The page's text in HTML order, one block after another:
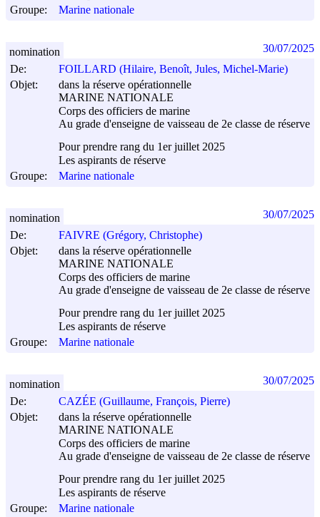
Groupe:
Marine nationale
De:
FOILLARD (Hilaire, Benoît, Jules, Michel-Marie)
Objet:
dans la réserve opérationnelle
MARINE NATIONALE
Corps des officiers de marine
Au grade d'enseigne de vaisseau de 2e classe de réserve
Pour prendre rang du 1er juillet 2025
Les aspirants de réserve
Groupe:
Marine nationale
nomination 30/07/2025
De:
FAIVRE (Grégory, Christophe)
Objet:
dans la réserve opérationnelle
MARINE NATIONALE
Corps des officiers de marine
Au grade d'enseigne de vaisseau de 2e classe de réserve
Pour prendre rang du 1er juillet 2025
Les aspirants de réserve
Groupe:
Marine nationale
nomination 30/07/2025
De:
CAZÉE (Guillaume, François, Pierre)
Objet:
dans la réserve opérationnelle
MARINE NATIONALE
Corps des officiers de marine
Au grade d'enseigne de vaisseau de 2e classe de réserve
Pour prendre rang du 1er juillet 2025
Les aspirants de réserve
Groupe:
Marine nationale
nomination 30/07/2025